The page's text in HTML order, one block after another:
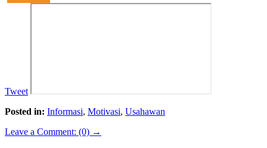
Tweet
Posted in: Informasi, Motivasi, Usahawan
Leave a Comment: (0) →